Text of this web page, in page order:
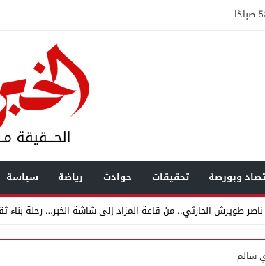
وبورصة تحقيقات حوادث رياضة سياسة
ناصر طويرش الحارثي.. من قاعة المزاد إلى شاشة الخبر… رحلة بناء
مواطن كويتي يقع ضحية عملية احتيال عابرة للحدود باسم
سالم